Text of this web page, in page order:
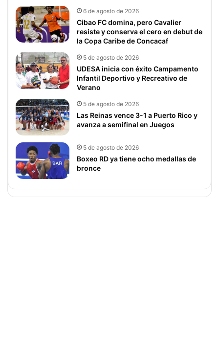
6 de agosto de 2026
Cibao FC domina, pero Cavalier
resiste y conserva el cero en debut de
la Copa Caribe de Concacaf
5 de agosto de 2026
UDESA inicia con éxito Campamento
Infantil Deportivo y Recreativo de
Verano
5 de agosto de 2026
Las Reinas vence 3-1 a Puerto Rico y
avanza a semifinal en Juegos
5 de agosto de 2026
Boxeo RD ya tiene ocho medallas de
bronce